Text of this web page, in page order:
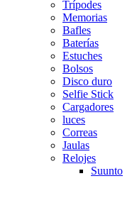
Trípodes
Memorias
Bafles
Baterías
Estuches
Bolsos
Disco duro
Selfie Stick
Cargadores
luces
Correas
Jaulas
Relojes
Suunto